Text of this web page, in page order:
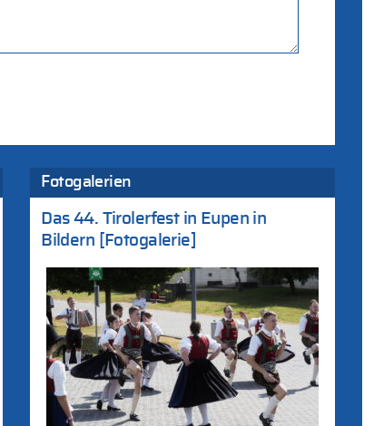
Fotogalerien
Das 44. Tirolerfest in Eupen in
Bildern [Fotogalerie]